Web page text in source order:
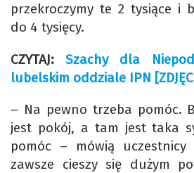
przekroczymy te 2 tysiące i
do 4 tysięcy.
CZYTAJ:Szachy dla
lubelskim oddziale IPN
– Na pewno trzeba pomóc.
jest pokój, a tam jest taka
pomóc – mówią
zawsze cieszy się dużym